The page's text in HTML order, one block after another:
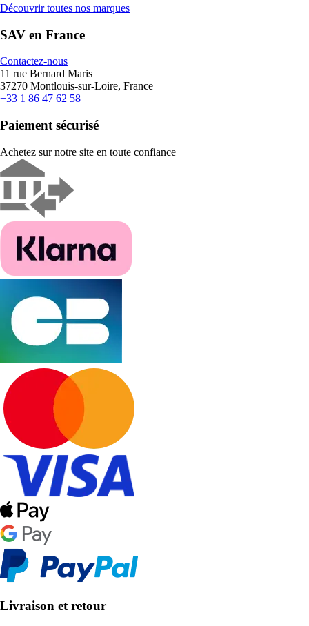
Découvrir toutes nos marques
SAV en France
Contactez-nous
11 rue Bernard Maris
37270 Montlouis-sur-Loire, France
+33 1 86 47 62 58
Paiement sécurisé
Achetez sur notre site en toute confiance
Livraison et retour